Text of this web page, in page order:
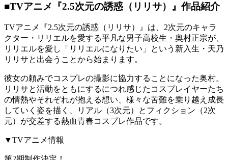
■TVアニメ『2.5次元の誘惑（リリサ）』作品紹介
TVアニメ『2.5次元の誘惑（リリサ）』は、2次元のキャラ
クター・リリエルを愛する平凡な男子高校生・奥村正宗が、
リリエルを愛し「リリエルになりたい」という新入生・天乃
リリサと出会うことから始まります。
彼女の頼みでコスプレの撮影に協力することになった奥村。
リリサと活動をともにするにつれ感じたコスプレイヤーたち
の情熱やそれぞれが抱える想い、様々な苦難を乗り越え成長
していく姿を描く、リアル（3次元）とフィクション（2次
元）が交差する熱血青春コスプレ作品です。
▼TVアニメ情報